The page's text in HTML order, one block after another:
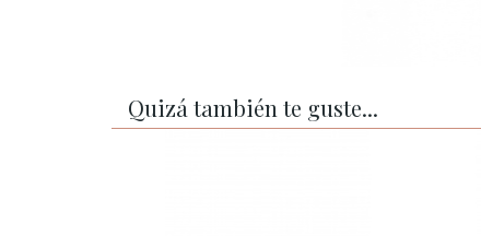
Quizá también te guste...